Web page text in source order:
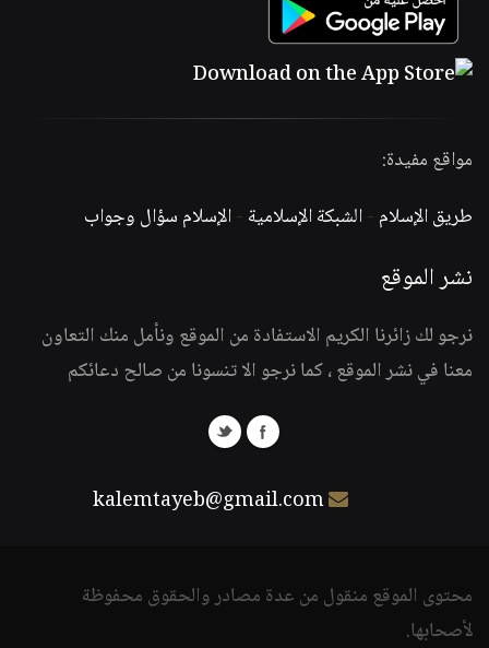
مواقع مفيدة:
طريق الإسلام -الشبكة الإسلامية -الإسلام سؤال وجواب
نشر الموقع
نرجو لك زائرنا الكريم الاستفادة من الموقع ونأمل منك التعاون
معنا في نشر الموقع ، كما نرجو الا تنسونا من صالح دعائكم
kalemtayeb@gmail.com
محتوى الموقع منقول من عدة مصادر والحقوق محفوظة
لأصحابها.